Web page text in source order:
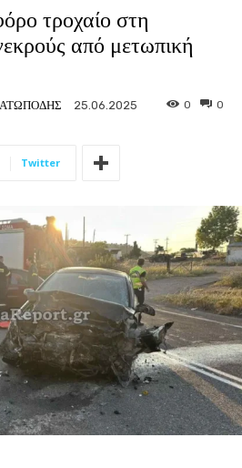
τροχαίο στη
από μετωπική
25.06.2025 0
0
Twitter